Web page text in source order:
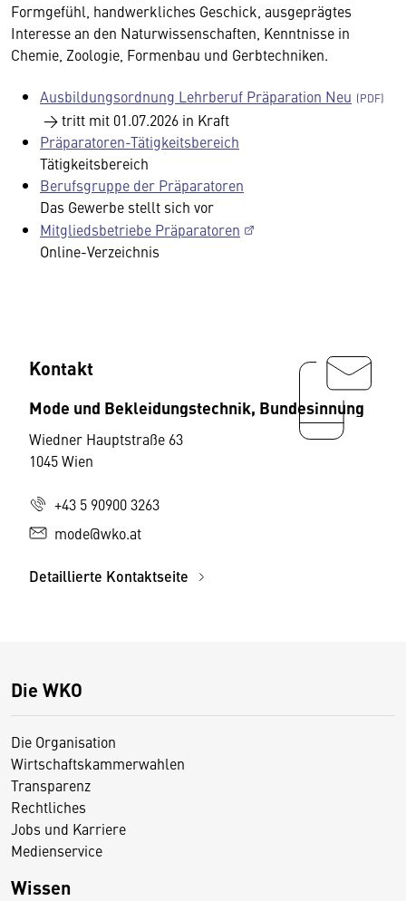
Formgefühl, handwerkliches Geschick, ausgeprägtes
Interesse an den Naturwissenschaften, Kenntnisse in
Chemie, Zoologie, Formenbau und Gerbtechniken.
Ausbildungsordnung Lehrberuf Präparation Neu
→ tritt mit 01.07.2026 in Kraft
Präparatoren-Tätigkeitsbereich
Tätigkeitsbereich
Berufsgruppe der Präparatoren
Das Gewerbe stellt sich vor
Mitgliedsbetriebe Präparatoren
Online-Verzeichnis
Kontakt
Mode und Bekleidungstechnik, Bundesinnung
Wiedner Hauptstraße 63
1045 Wien
+43 5 90900 3263
mode@wko.at
Detaillierte Kontaktseite
Die WKO
Die Organisation
Wirtschaftskammerwahlen
Transparenz
Rechtliches
Jobs und Karriere
Medienservice
Wissen